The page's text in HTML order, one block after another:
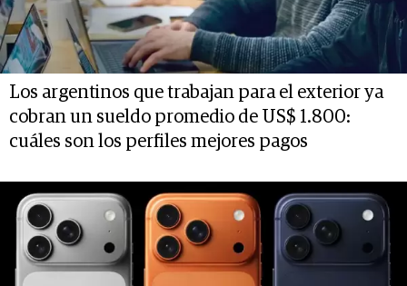
Los argentinos que trabajan para el exterior ya
cobran un sueldo promedio de US$ 1.800:
cuáles son los perfiles mejores pagos